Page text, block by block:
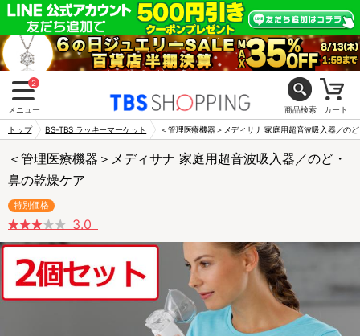
2
メニュー 商品検索 カート
トップ BS-TBS ラッキーマーケット ＜管理医療機器＞メディサナ 家庭用超音波吸入器／の
＜管理医療機器＞メディサナ 家庭用超音波吸入器／のど・
鼻の乾燥ケア
特別価格
3.0